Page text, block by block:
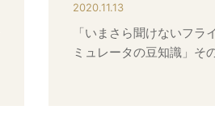
2020.11.13
「いまさら聞けないフラ
ミュレータの豆知識」